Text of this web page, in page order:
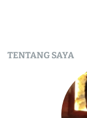
TENTANG SAYA